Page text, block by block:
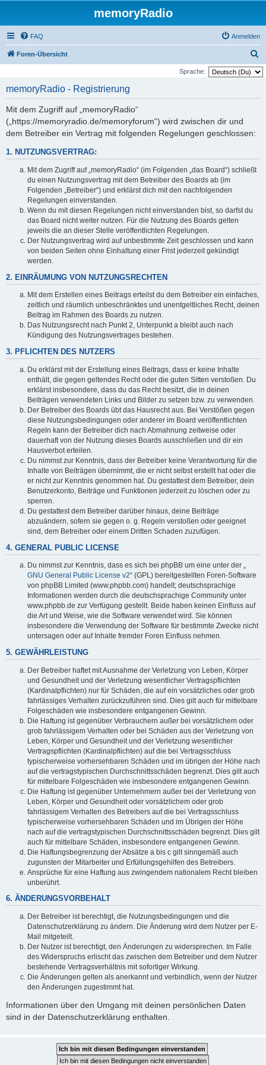
memoryRadio
FAQ Anmelden
Foren-Übersicht
u
Sprache:
memoryRadio - Registrierung
Mit dem Zugriff auf „memoryRadio“
(„https://memoryradio.de/memoryforum“) wird zwischen dir und
dem Betreiber ein Vertrag mit folgenden Regelungen geschlossen:
1. NUTZUNGSVERTRAG:
Mit dem Zugriff auf „memoryRadio“ (im Folgenden „das Board“) schließt
du einen Nutzungsvertrag mit dem Betreiber des Boards ab (im
Folgenden „Betreiber“) und erklärst dich mit den nachfolgenden
Regelungen einverstanden.
Wenn du mit diesen Regelungen nicht einverstanden bist, so darfst du
das Board nicht weiter nutzen. Für die Nutzung des Boards gelten
jeweils die an dieser Stelle veröffentlichten Regelungen.
Der Nutzungsvertrag wird auf unbestimmte Zeit geschlossen und kann
von beiden Seiten ohne Einhaltung einer Frist jederzeit gekündigt
werden.
2. EINRÄUMUNG VON NUTZUNGSRECHTEN
Mit dem Erstellen eines Beitrags erteilst du dem Betreiber ein einfaches,
zeitlich und räumlich unbeschränktes und unentgeltliches Recht, deinen
Beitrag im Rahmen des Boards zu nutzen.
Das Nutzungsrecht nach Punkt 2, Unterpunkt a bleibt auch nach
Kündigung des Nutzungsvertrages bestehen.
3. PFLICHTEN DES NUTZERS
Du erklärst mit der Erstellung eines Beitrags, dass er keine Inhalte
enthält, die gegen geltendes Recht oder die guten Sitten verstoßen. Du
erklärst insbesondere, dass du das Recht besitzt, die in deinen
Beiträgen verwendeten Links und Bilder zu setzen bzw. zu verwenden.
Der Betreiber des Boards übt das Hausrecht aus. Bei Verstößen gegen
diese Nutzungsbedingungen oder anderer im Board veröffentlichten
Regeln kann der Betreiber dich nach Abmahnung zeitweise oder
dauerhaft von der Nutzung dieses Boards ausschließen und dir ein
Hausverbot erteilen.
Du nimmst zur Kenntnis, dass der Betreiber keine Verantwortung für die
Inhalte von Beiträgen übernimmt, die er nicht selbst erstellt hat oder die
er nicht zur Kenntnis genommen hat. Du gestattest dem Betreiber, dein
Benutzerkonto, Beiträge und Funktionen jederzeit zu löschen oder zu
sperren.
Du gestattest dem Betreiber darüber hinaus, deine Beiträge
abzuändern, sofern sie gegen o. g. Regeln verstoßen oder geeignet
sind, dem Betreiber oder einem Dritten Schaden zuzufügen.
4. GENERAL PUBLIC LICENSE
Du nimmst zur Kenntnis, dass es sich bei phpBB um eine unter der „
GNU General Public License v2“ (GPL) bereitgestellten Foren-Software
von phpBB Limited (www.phpbb.com) handelt; deutschsprachige
Informationen werden durch die deutschsprachige Community unter
www.phpbb.de zur Verfügung gestellt. Beide haben keinen Einfluss auf
die Art und Weise, wie die Software verwendet wird. Sie können
insbesondere die Verwendung der Software für bestimmte Zwecke nicht
untersagen oder auf Inhalte fremder Foren Einfluss nehmen.
5. GEWÄHRLEISTUNG
Der Betreiber haftet mit Ausnahme der Verletzung von Leben, Körper
und Gesundheit und der Verletzung wesentlicher Vertragspflichten
(Kardinalpflichten) nur für Schäden, die auf ein vorsätzliches oder grob
fahrlässiges Verhalten zurückzuführen sind. Dies gilt auch für mittelbare
Folgeschäden wie insbesondere entgangenen Gewinn.
Die Haftung ist gegenüber Verbrauchern außer bei vorsätzlichem oder
grob fahrlässigem Verhalten oder bei Schäden aus der Verletzung von
Leben, Körper und Gesundheit und der Verletzung wesentlicher
Vertragspflichten (Kardinalpflichten) auf die bei Vertragsschluss
typischerweise vorhersehbaren Schäden und im übrigen der Höhe nach
auf die vertragstypischen Durchschnittsschäden begrenzt. Dies gilt auch
für mittelbare Folgeschäden wie insbesondere entgangenen Gewinn.
Die Haftung ist gegenüber Unternehmern außer bei der Verletzung von
Leben, Körper und Gesundheit oder vorsätzlichem oder grob
fahrlässigem Verhalten des Betreibers auf die bei Vertragsschluss
typischerweise vorhersehbaren Schäden und im Übrigen der Höhe
nach auf die vertragstypischen Durchschnittsschäden begrenzt. Dies gilt
auch für mittelbare Schäden, insbesondere entgangenen Gewinn.
Die Haftungsbegrenzung der Absätze a bis c gilt sinngemäß auch
zugunsten der Mitarbeiter und Erfüllungsgehilfen des Betreibers.
Ansprüche für eine Haftung aus zwingendem nationalem Recht bleiben
unberührt.
6. ÄNDERUNGSVORBEHALT
Der Betreiber ist berechtigt, die Nutzungsbedingungen und die
Datenschutzerklärung zu ändern. Die Änderung wird dem Nutzer per E-
Mail mitgeteilt.
Der Nutzer ist berechtigt, den Änderungen zu widersprechen. Im Falle
des Widerspruchs erlischt das zwischen dem Betreiber und dem Nutzer
bestehende Vertragsverhältnis mit sofortiger Wirkung.
Die Änderungen gelten als anerkannt und verbindlich, wenn der Nutzer
den Änderungen zugestimmt hat.
Informationen über den Umgang mit deinen persönlichen Daten
sind in der Datenschutzerklärung enthalten.